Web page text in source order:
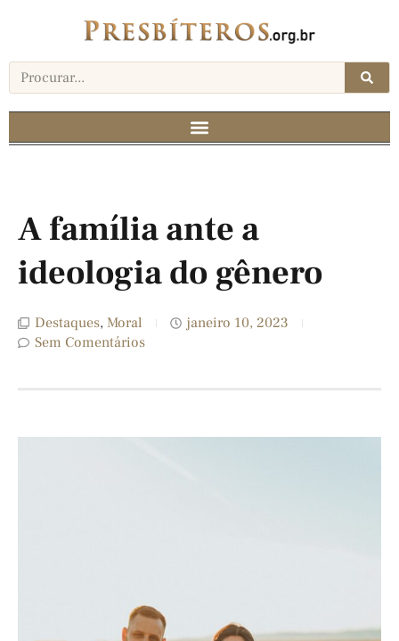
A família ante a
ideologia do gênero
Destaques, Moral
janeiro 10, 2023
Sem Comentários